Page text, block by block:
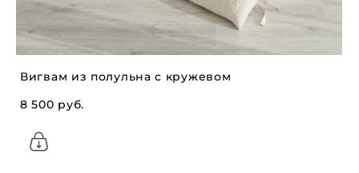
Вигвам из полульна с кружевом
8 500 pуб.